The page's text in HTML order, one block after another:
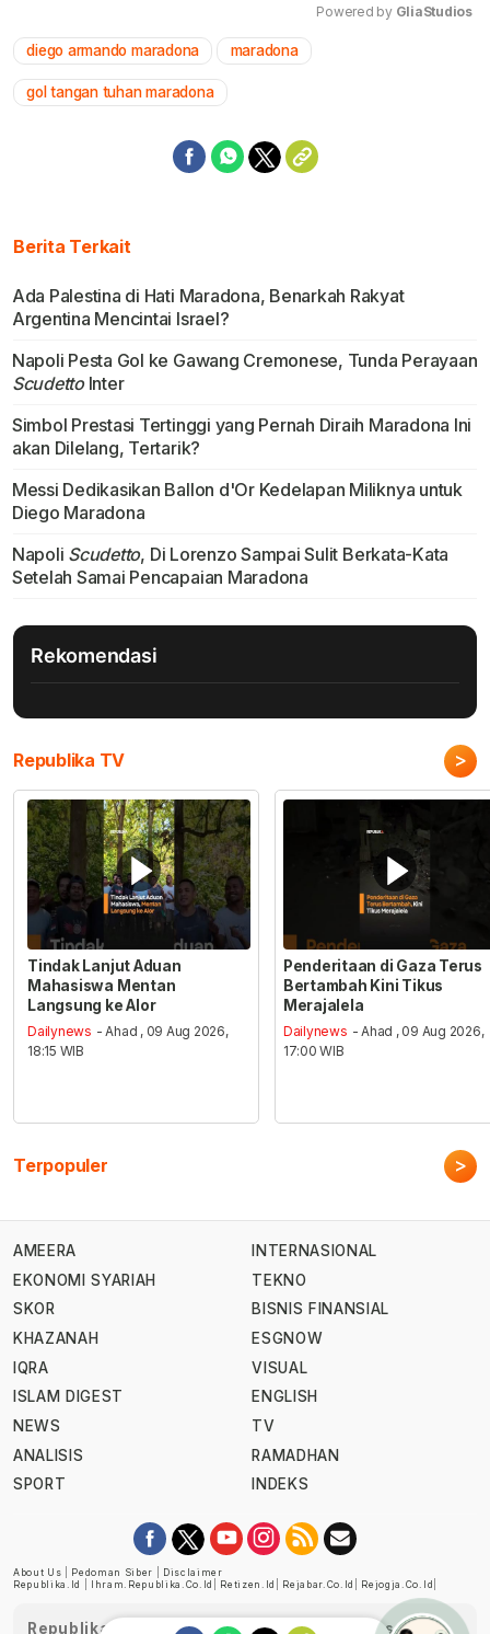
Powered by GliaStudios
diego armando maradona maradona
gol tangan tuhan maradona
Berita Terkait
Ada Palestina di Hati Maradona, Benarkah Rakyat
Argentina Mencintai Israel?
Napoli Pesta Gol ke Gawang Cremonese, Tunda Perayaan
Scudetto Inter
Simbol Prestasi Tertinggi yang Pernah Diraih Maradona Ini
akan Dilelang, Tertarik?
Messi Dedikasikan Ballon d'Or Kedelapan Miliknya untuk
Diego Maradona
Napoli Scudetto, Di Lorenzo Sampai Sulit Berkata-Kata
Setelah Samai Pencapaian Maradona
Rekomendasi
Republika TV >
Tindak Lanjut Aduan
Mahasiswa Mentan
Langsung ke Alor
Dailynews - Ahad , 09 Aug 2026,
18:15 WIB
Penderitaan di Gaza Terus
Bertambah Kini Tikus
Merajalela
Dailynews - Ahad , 09 Aug 2026,
17:00 WIB
Terpopuler >
AMEERA
EKONOMI SYARIAH
SKOR
KHAZANAH
IQRA
ISLAM DIGEST
NEWS
ANALISIS
SPORT
INTERNASIONAL
TEKNO
BISNIS FINANSIAL
ESGNOW
VISUAL
ENGLISH
TV
RAMADHAN
INDEKS
About Us Pedoman Siber
Disclaimer
Republika.id
Ihram.republika.co.id Retizen.id Rejabar.co.id Rejogja.co.id
Republika telah diverifikasi oleh Dewan Pers